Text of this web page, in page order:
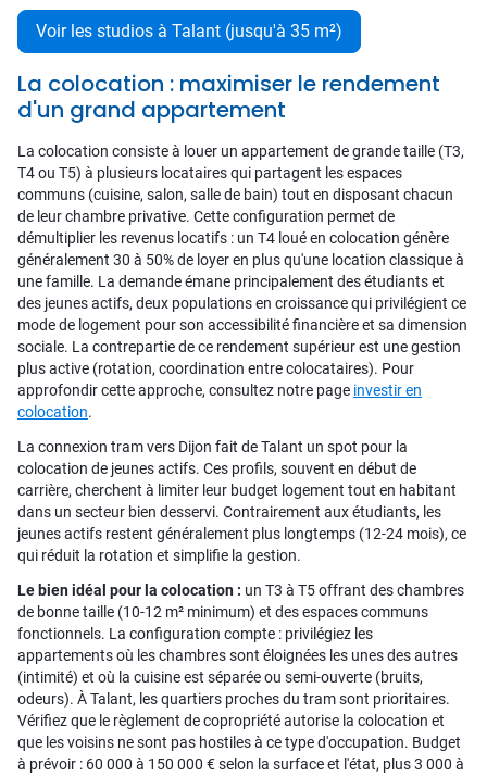
Voir les studios à Talant (jusqu'à 35 m²)
La colocation : maximiser le rendement
d'un grand appartement
La colocation consiste à louer un appartement de grande taille (T3,
T4 ou T5) à plusieurs locataires qui partagent les espaces
communs (cuisine, salon, salle de bain) tout en disposant chacun
de leur chambre privative. Cette configuration permet de
démultiplier les revenus locatifs : un T4 loué en colocation génère
généralement 30 à 50% de loyer en plus qu'une location classique à
une famille. La demande émane principalement des étudiants et
des jeunes actifs, deux populations en croissance qui privilégient ce
mode de logement pour son accessibilité financière et sa dimension
sociale. La contrepartie de ce rendement supérieur est une gestion
plus active (rotation, coordination entre colocataires). Pour
approfondir cette approche, consultez notre page investir en
colocation.
La connexion tram vers Dijon fait de Talant un spot pour la
colocation de jeunes actifs. Ces profils, souvent en début de
carrière, cherchent à limiter leur budget logement tout en habitant
dans un secteur bien desservi. Contrairement aux étudiants, les
jeunes actifs restent généralement plus longtemps (12-24 mois), ce
qui réduit la rotation et simplifie la gestion.
Le bien idéal pour la colocation : un T3 à T5 offrant des chambres
de bonne taille (10-12 m² minimum) et des espaces communs
fonctionnels. La configuration compte : privilégiez les
appartements où les chambres sont éloignées les unes des autres
(intimité) et où la cuisine est séparée ou semi-ouverte (bruits,
odeurs). À Talant, les quartiers proches du tram sont prioritaires.
Vérifiez que le règlement de copropriété autorise la colocation et
que les voisins ne sont pas hostiles à ce type d'occupation. Budget
à prévoir : 60 000 à 150 000 € selon la surface et l'état, plus 3 000 à